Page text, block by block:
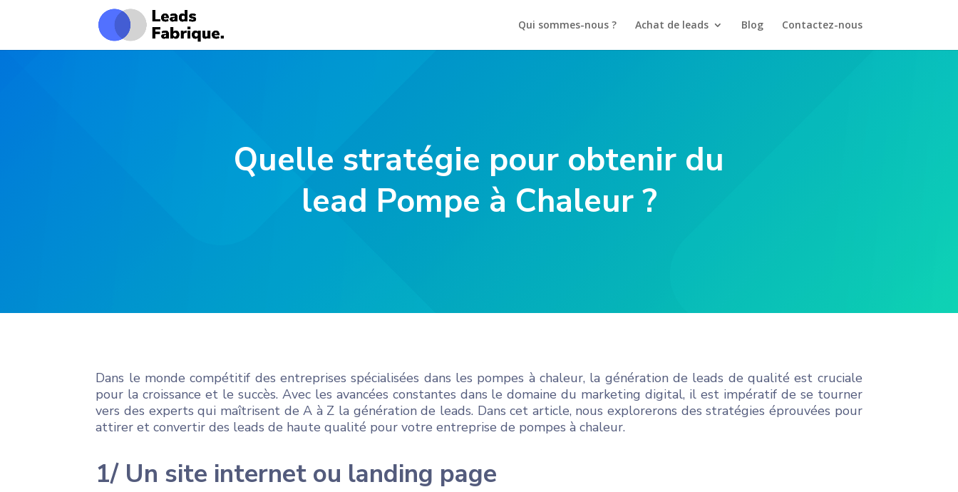
Qui sommes-nous ? Achat de leads Blog Contactez-nous
Quelle stratégie pour obtenir du
lead Pompe à Chaleur ?
Dans le monde compétitif des entreprises spécialisées dans les pompes à chaleur, la génération de leads de qualité est cruciale
pour la croissance et le succès. Avec les avancées constantes dans le domaine du marketing digital, il est impératif de se tourner
vers des experts qui maîtrisent de A à Z la génération de leads. Dans cet article, nous explorerons des stratégies éprouvées pour
attirer et convertir des leads de haute qualité pour votre entreprise de pompes à chaleur.
1/ Un site internet ou landing page